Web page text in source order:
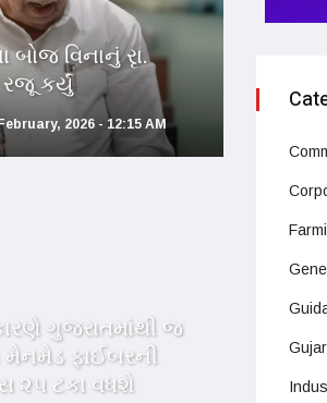
બોજ વિનાનું રૃા.
કર્યું
2026 - 12:15 AM
ગુજરાતમાંથી જ
મેનમેડ ફાઈબરની
૨૫ ટકા વધશે